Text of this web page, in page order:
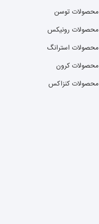
محصولات توسن
محصولات رونیکس
محصولات استرانگ
محصولات کرون
محصولات کنزاکس